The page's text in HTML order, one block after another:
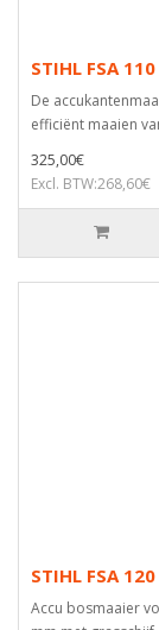
STIHL FSA
De
efficiënt maaien
325,00€
Excl. BTW:268,60€
STIHL FSA
Accu bosmaaier